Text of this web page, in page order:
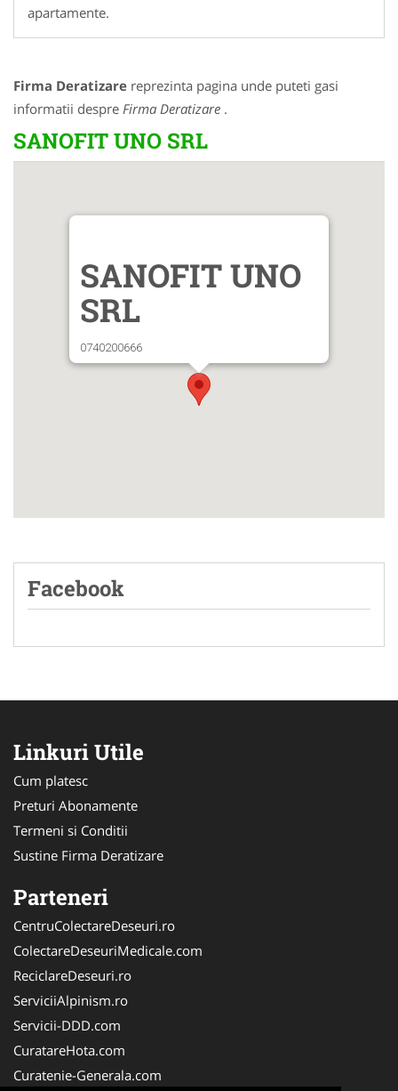
apartamente.
Firma Deratizare reprezinta pagina unde puteti gasi
informatii despre Firma Deratizare .
SANOFIT UNO SRL
SANOFIT UNO
SRL
0740200666
Facebook
Linkuri Utile
Cum platesc
Preturi Abonamente
Termeni si Conditii
Sustine Firma Deratizare
Parteneri
CentruColectareDeseuri.ro
ColectareDeseuriMedicale.com
ReciclareDeseuri.ro
ServiciiAlpinism.ro
Servicii-DDD.com
CuratareHota.com
Curatenie-Generala.com